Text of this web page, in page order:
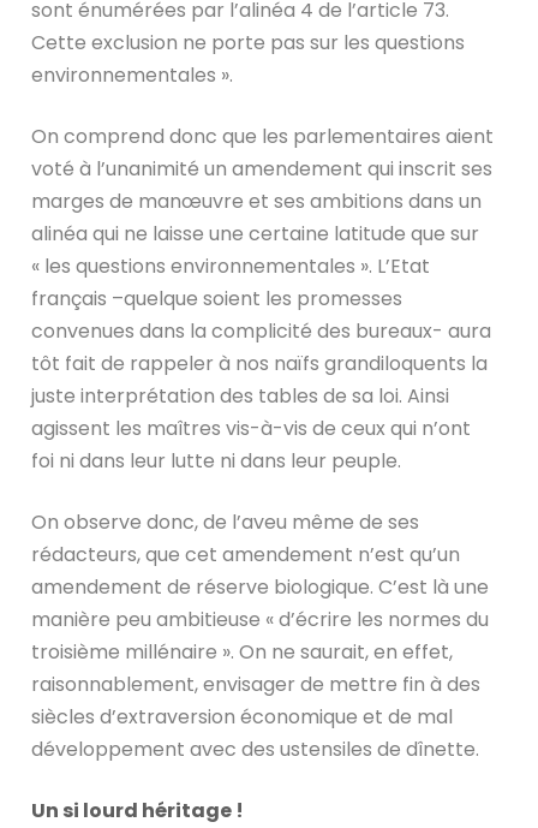
sont énumérées par l’alinéa 4 de l’article 73.
Cette exclusion ne porte pas sur les questions
environnementales ».
On comprend donc que les parlementaires aient
voté à l’unanimité un amendement qui inscrit ses
marges de manœuvre et ses ambitions dans un
alinéa qui ne laisse une certaine latitude que sur
« les questions environnementales ». L’Etat
français –quelque soient les promesses
convenues dans la complicité des bureaux- aura
tôt fait de rappeler à nos naïfs grandiloquents la
juste interprétation des tables de sa loi. Ainsi
agissent les maîtres vis-à-vis de ceux qui n’ont
foi ni dans leur lutte ni dans leur peuple.
On observe donc, de l’aveu même de ses
rédacteurs, que cet amendement n’est qu’un
amendement de réserve biologique. C’est là une
manière peu ambitieuse « d’écrire les normes du
troisième millénaire ». On ne saurait, en effet,
raisonnablement, envisager de mettre fin à des
siècles d’extraversion économique et de mal
développement avec des ustensiles de dînette.
Un si lourd héritage !